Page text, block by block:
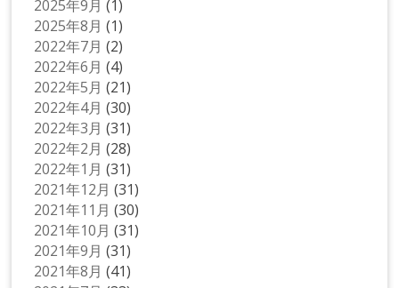
2025年9月 (1)
2025年8月 (1)
2022年7月 (2)
2022年6月 (4)
2022年5月 (21)
2022年4月 (30)
2022年3月 (31)
2022年2月 (28)
2022年1月 (31)
2021年12月 (31)
2021年11月 (30)
2021年10月 (31)
2021年9月 (31)
2021年8月 (41)